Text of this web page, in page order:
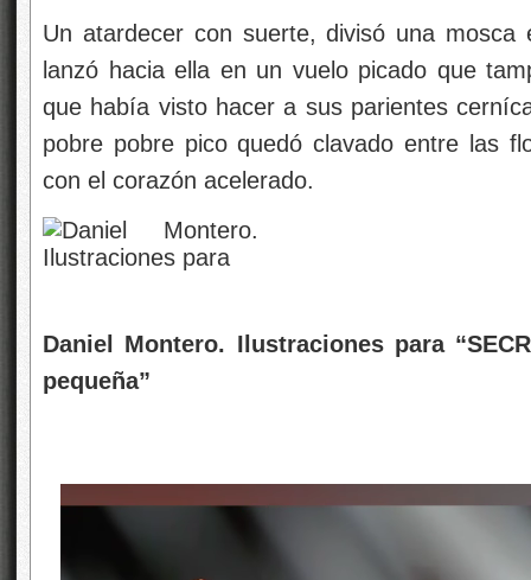
Un atardecer con suerte, divisó una mosca
lanzó hacia ella en un vuelo picado que
que había visto hacer a sus parientes
pobre pobre pico quedó clavado entre las
con el corazón acelerado.
Daniel Montero. Ilustraciones para
pequeña”